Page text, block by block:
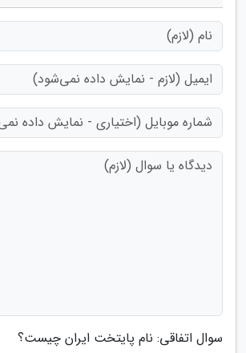
سوال اتفاقی: نام پایتخت ایران چیست؟